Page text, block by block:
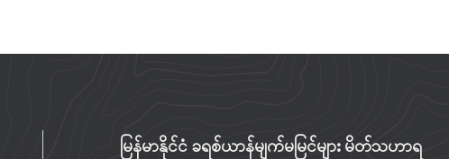
မြန်မာနိုင်ငံ ခရစ်ယာန်မျက်မမြင်များ မိတ်သဟာရ